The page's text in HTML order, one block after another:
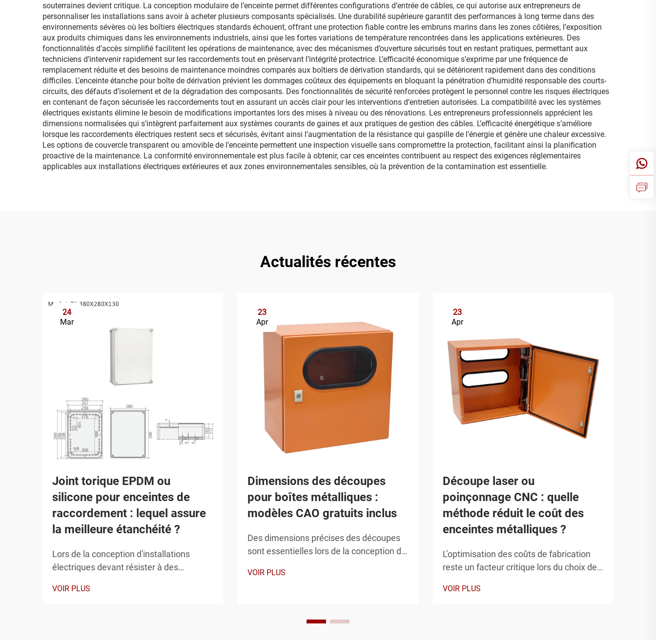
souterraines devient critique. La conception modulaire de l’enceinte permet différentes configurations d’entrée de câbles, ce qui autorise aux entrepreneurs de
personnaliser les installations sans avoir à acheter plusieurs composants spécialisés. Une durabilité supérieure garantit des performances à long terme dans des
environnements sévères où les boîtiers électriques standards échouent, offrant une protection fiable contre les embruns marins dans les zones côtières, l’exposition
aux produits chimiques dans les environnements industriels, ainsi que les fortes variations de température rencontrées dans les applications extérieures. Des
fonctionnalités d’accès simplifié facilitent les opérations de maintenance, avec des mécanismes d’ouverture sécurisés tout en restant pratiques, permettant aux
techniciens d’intervenir rapidement sur les raccordements tout en préservant l’intégrité protectrice. L’efficacité économique s’exprime par une fréquence de
remplacement réduite et des besoins de maintenance moindres comparés aux boîtiers de dérivation standards, qui se détériorent rapidement dans des conditions
difficiles. L’enceinte étanche pour boîte de dérivation prévient les dommages coûteux des équipements en bloquant la pénétration d’humidité responsable des courts-
circuits, des défauts d’isolement et de la dégradation des composants. Des fonctionnalités de sécurité renforcées protègent le personnel contre les risques électriques
en contenant de façon sécurisée les raccordements tout en assurant un accès clair pour les interventions d’entretien autorisées. La compatibilité avec les systèmes
électriques existants élimine le besoin de modifications importantes lors des mises à niveau ou des rénovations. Les entrepreneurs professionnels apprécient les
dimensions normalisées qui s’intègrent parfaitement aux systèmes courants de gaines et aux pratiques de gestion des câbles. L’efficacité énergétique s’améliore
lorsque les raccordements électriques restent secs et sécurisés, évitant ainsi l’augmentation de la résistance qui gaspille de l’énergie et génère une chaleur excessive.
Les options de couvercle transparent ou amovible de l’enceinte permettent une inspection visuelle sans compromettre la protection, facilitant ainsi la planification
proactive de la maintenance. La conformité environnementale est plus facile à obtenir, car ces enceintes contribuent au respect des exigences réglementaires
applicables aux installations électriques extérieures et aux zones environnementales sensibles, où la prévention de la contamination est essentielle.
Actualités récentes
24
Mar
Joint torique EPDM ou
silicone pour enceintes de
raccordement : lequel assure
la meilleure étanchéité ?
Lors de la conception d'installations
électriques devant résister à des
choix entre des joints toriques en EPDM
VOIR PLUS
23
Apr
Dimensions des découpes
pour boîtes métalliques :
modèles CAO gratuits inclus
Des dimensions précises des découpes
sont essentielles lors de la conception de
électriques, notamment dans le cadre
VOIR PLUS
23
Apr
Découpe laser ou
poinçonnage CNC : quelle
méthode réduit le coût des
enceintes métalliques ?
L’optimisation des coûts de fabrication
reste un facteur critique lors du choix des
production d’enceintes métalliques. Le
VOIR PLUS